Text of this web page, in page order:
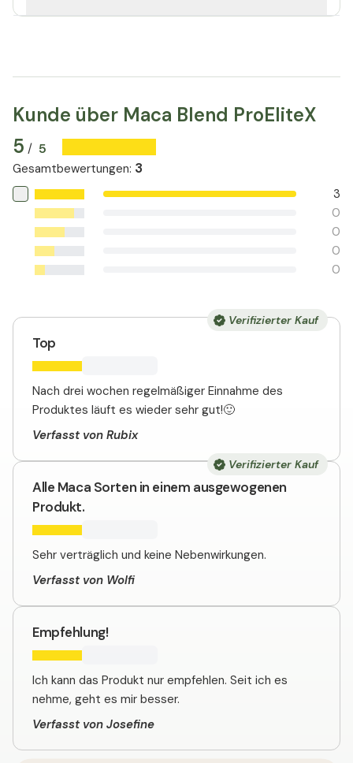
Kunde über Maca Blend ProEliteX
5 / 5
Gesamtbewertungen: 3
3
0
0
0
0
Verifizierter Kauf
Top
Nach drei wochen regelmäßiger Einnahme des
Produktes läuft es wieder sehr gut!🙂
Verfasst von Rubix
Verifizierter Kauf
Alle Maca Sorten in einem ausgewogenen
Produkt.
Sehr verträglich und keine Nebenwirkungen.
Verfasst von Wolfi
Empfehlung!
Ich kann das Produkt nur empfehlen. Seit ich es
nehme, geht es mir besser.
Verfasst von Josefine